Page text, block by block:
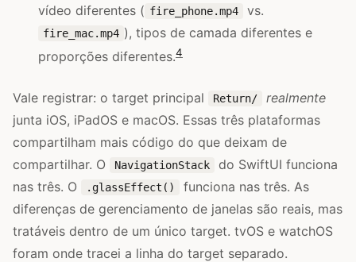
vídeo diferentes ( fire_phone.mp4 vs.
fire_mac.mp4 ), tipos de camada diferentes e
proporções diferentes.4
Vale registrar: o target principal Return/
realmente
junta iOS, iPadOS e macOS. Essas três plataformas
compartilham mais código do que deixam de
compartilhar. O
NavigationStack
do SwiftUI funciona
nas três. O
.glassEffect()
funciona nas três. As
diferenças de gerenciamento de janelas são reais, mas
tratáveis dentro de um único target. tvOS e watchOS
foram onde tracei a linha do target separado.